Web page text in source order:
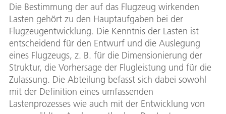
Die Bestimmung der auf das Flugzeug wirkenden
Lasten gehört zu den Hauptaufgaben bei der
Flugzeugentwicklung. Die Kenntnis der Lasten ist
entscheidend für den Entwurf und die Auslegung
eines Flugzeugs, z. B. für die Dimensionierung der
Struktur, die Vorhersage der Flugleistung und für die
Zulassung. Die Abteilung befasst sich dabei sowohl
mit der Definition eines umfassenden
Lastenprozesses wie auch mit der Entwicklung von